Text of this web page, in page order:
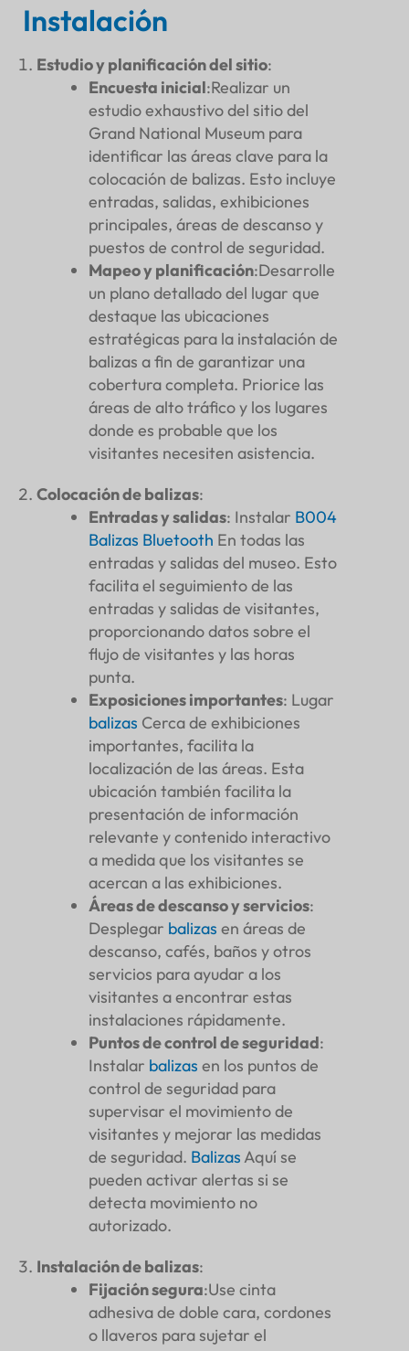
Instalación
Estudio y planificación del sitio:
Encuesta inicial:Realizar un
estudio exhaustivo del sitio del
Grand National Museum para
identificar las áreas clave para la
colocación de balizas. Esto incluye
entradas, salidas, exhibiciones
principales, áreas de descanso y
puestos de control de seguridad.
Mapeo y planificación:Desarrolle
un plano detallado del lugar que
destaque las ubicaciones
estratégicas para la instalación de
balizas a fin de garantizar una
cobertura completa. Priorice las
áreas de alto tráfico y los lugares
donde es probable que los
visitantes necesiten asistencia.
Colocación de balizas:
Entradas y salidas: Instalar B004
Balizas Bluetooth En todas las
entradas y salidas del museo. Esto
facilita el seguimiento de las
entradas y salidas de visitantes,
proporcionando datos sobre el
flujo de visitantes y las horas
punta.
Exposiciones importantes: Lugar
balizas Cerca de exhibiciones
importantes, facilita la
localización de las áreas. Esta
ubicación también facilita la
presentación de información
relevante y contenido interactivo
a medida que los visitantes se
acercan a las exhibiciones.
Áreas de descanso y servicios:
Desplegar balizas en áreas de
descanso, cafés, baños y otros
servicios para ayudar a los
visitantes a encontrar estas
instalaciones rápidamente.
Puntos de control de seguridad:
Instalar balizas en los puntos de
control de seguridad para
supervisar el movimiento de
visitantes y mejorar las medidas
de seguridad. BalizasAquí se
pueden activar alertas si se
detecta movimiento no
autorizado.
Instalación de balizas:
Fijación segura:Use cinta
adhesiva de doble cara, cordones
o llaveros para sujetar el